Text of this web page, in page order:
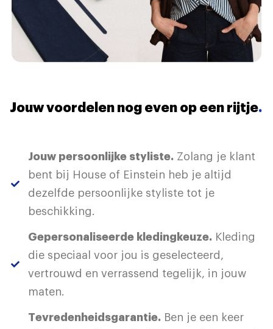
Jouw voordelen nog even op een rijtje.
Jouw persoonlijke styliste.Zolang je klant
bent bij House of Einstein heb je altijd
dezelfde persoonlijke styliste tot je
beschikking.
Gepersonaliseerde kledingkeuze.Kleding
die speciaal voor jou is geselecteerd,
vertrouwd en verrassend tegelijk, in jouw
maten.
Tevredenheidsgarantie.Ben je een keer